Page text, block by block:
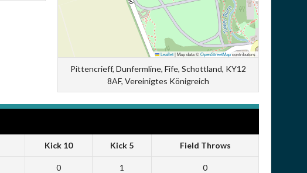
Leaflet|Map data ©OpenStreetMapcontributors
Pittencrieff, Dunfermline, Fife, Schottland, KY12
8AF, Vereinigtes Königreich
Kick 10 Kick 5 Field Throws
0 1 0